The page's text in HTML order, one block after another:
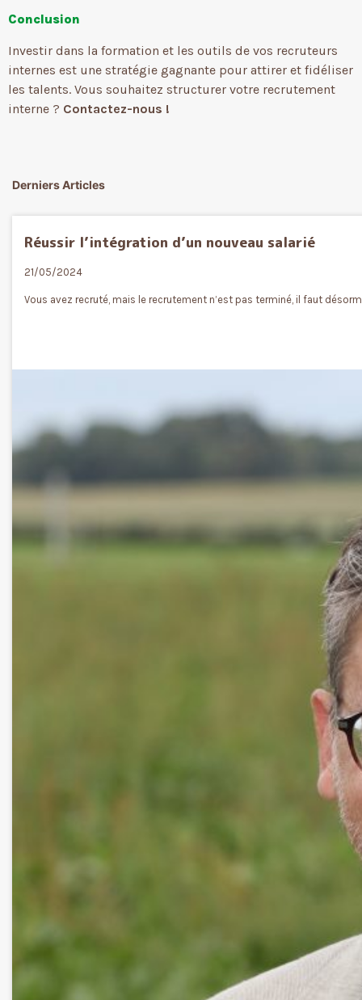
Conclusion
Investir dans la formation et les outils de vos recruteurs
internes est une stratégie gagnante pour attirer et fidéliser
les talents. Vous souhaitez structurer votre recrutement
interne ? Contactez-nous !
Derniers Articles
Réussir l’intégration d’un nouveau salarié
21/05/2024
Vous avez recruté, mais le recrutement n’est pas terminé, il faut